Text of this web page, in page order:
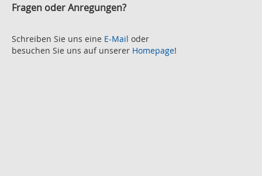
Oktober 2
August 2
Juli 2
Fragen oder Anregungen?
Schreiben Sie uns eine E-Mail oder
besuchen Sie uns auf unserer Homepage!